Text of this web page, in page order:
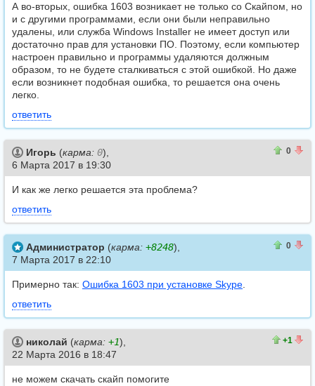
А во-вторых, ошибка 1603 возникает не только со Скайпом, но
и с другими программами, если они были неправильно
удалены, или служба Windows Installer не имеет доступ или
достаточно прав для установки ПО. Поэтому, если компьютер
настроен правильно и программы удаляются должным
образом, то не будете сталкиваться с этой ошибкой. Но даже
если возникнет подобная ошибка, то решается она очень
легко.
ответить
0
Игорь (карма: 0),
6 Марта 2017 в 19:30
И как же легко решается эта проблема?
ответить
0
Администратор (карма: +8248),
7 Марта 2017 в 22:10
Примерно так: Ошибка 1603 при установке Skype.
ответить
+1
николай (карма: +1),
22 Марта 2016 в 18:47
не можем скачать скайп помогите